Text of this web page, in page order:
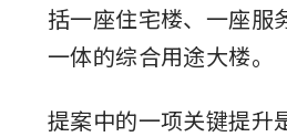
括一座住宅楼、一座服
一体的综合用途大楼。
提案中的一项关键提升